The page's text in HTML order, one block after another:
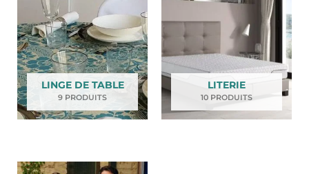
LINGE DE TABLE
9 PRODUITS
LITERIE
10 PRODUITS